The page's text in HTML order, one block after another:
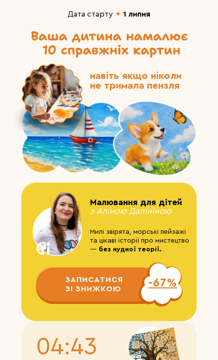
ЗАПИСАТИСЯ
ЗІ ЗНИЖКОЮ
-67%
Дата старту ✦ 1 липня
навіть якщо ніколи
не тримала пензля
з Аліною Далініною
Малювання для дітей
04:42
Милі звірята, морські пейзажі
та цікаві історії про мистецтво
— без нудної теорії.